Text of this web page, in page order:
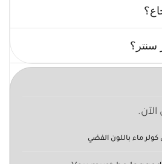
سنتر؟
ماء باللون الفضي